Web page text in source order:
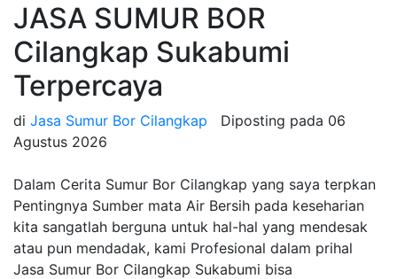
JASA SUMUR BOR
Cilangkap Sukabumi
Terpercaya
di Jasa Sumur Bor Cilangkap Diposting pada 06
Agustus 2026
Dalam Cerita Sumur Bor Cilangkap yang saya terpkan
Pentingnya Sumber mata Air Bersih pada keseharian
kita sangatlah berguna untuk hal-hal yang mendesak
atau pun mendadak, kami Profesional dalam prihal
Jasa Sumur Bor Cilangkap Sukabumi bisa